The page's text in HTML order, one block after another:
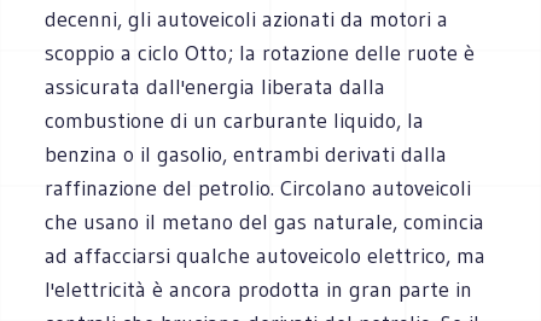
decenni, gli autoveicoli azionati da motori a
scoppio a ciclo Otto; la rotazione delle ruote è
assicurata dall'energia liberata dalla
combustione di un carburante liquido, la
benzina o il gasolio, entrambi derivati dalla
raffinazione del petrolio. Circolano autoveicoli
che usano il metano del gas naturale, comincia
ad affacciarsi qualche autoveicolo elettrico, ma
l'elettricità è ancora prodotta in gran parte in